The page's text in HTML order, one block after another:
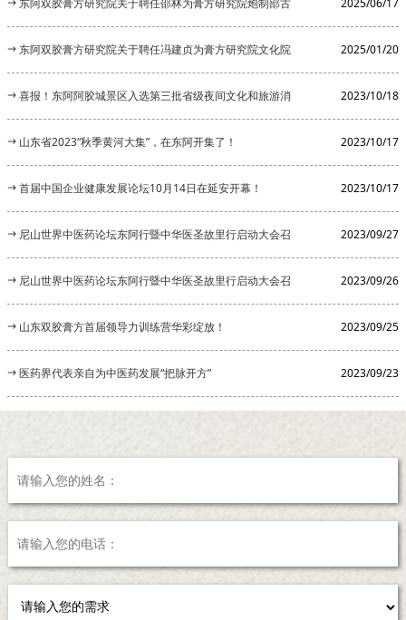
东阿双胶膏方研究院关于聘任邵林为膏方研究院炮制部古
法炮制顾...
2025/06/17
东阿双胶膏方研究院关于聘任冯建贞为膏方研究院文化院
长的公告
2025/01/20
喜报！东阿阿胶城景区入选第三批省级夜间文化和旅游消
费集聚区
2023/10/18
山东省2023“秋季黄河大集”，在东阿开集了！ 2023/10/17
首届中国企业健康发展论坛10月14日在延安开幕！ 2023/10/17
尼山世界中医药论坛东阿行暨中华医圣故里行启动大会召
开
2023/09/27
尼山世界中医药论坛东阿行暨中华医圣故里行启动大会召
开
2023/09/26
山东双胶膏方首届领导力训练营华彩绽放！ 2023/09/25
医药界代表亲自为中医药发展“把脉开方” 2023/09/23